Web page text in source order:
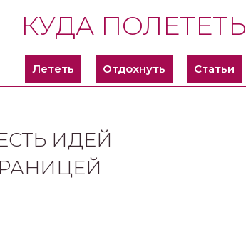
КУДА ПОЛЕТЕТЬ
Лететь Отдохнуть Статьи
ИДЕЙ